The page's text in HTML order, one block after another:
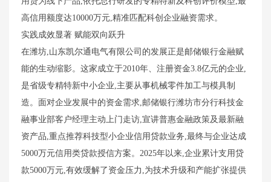
高信用额度达10000万元,精准匹配科创企业融资需求。
实践成效显著 赋能双向跃升
在潍坊,山东凯尔通电气有限公司的发展正是邮储银行金融赋
能的生动缩影。这家成立于2010年、注册资金3.8亿元的企业,
是省级专精特新中小企业,主要从事机械零件加工与模具制
造。面对企业发展中的资金需求,邮储银行潍坊市分行科技金
融事业部客户经理主动上门走访,宣讲普惠金融政策及最新融
资产品,重点推荐科技型小企业信用贷款业务,最终与企业达成
5000万元信用类贷款授信方案。2025年以来,企业累计支用贷
款5000万元,有效缓解了资金压力,为技术升级和产能扩张提供